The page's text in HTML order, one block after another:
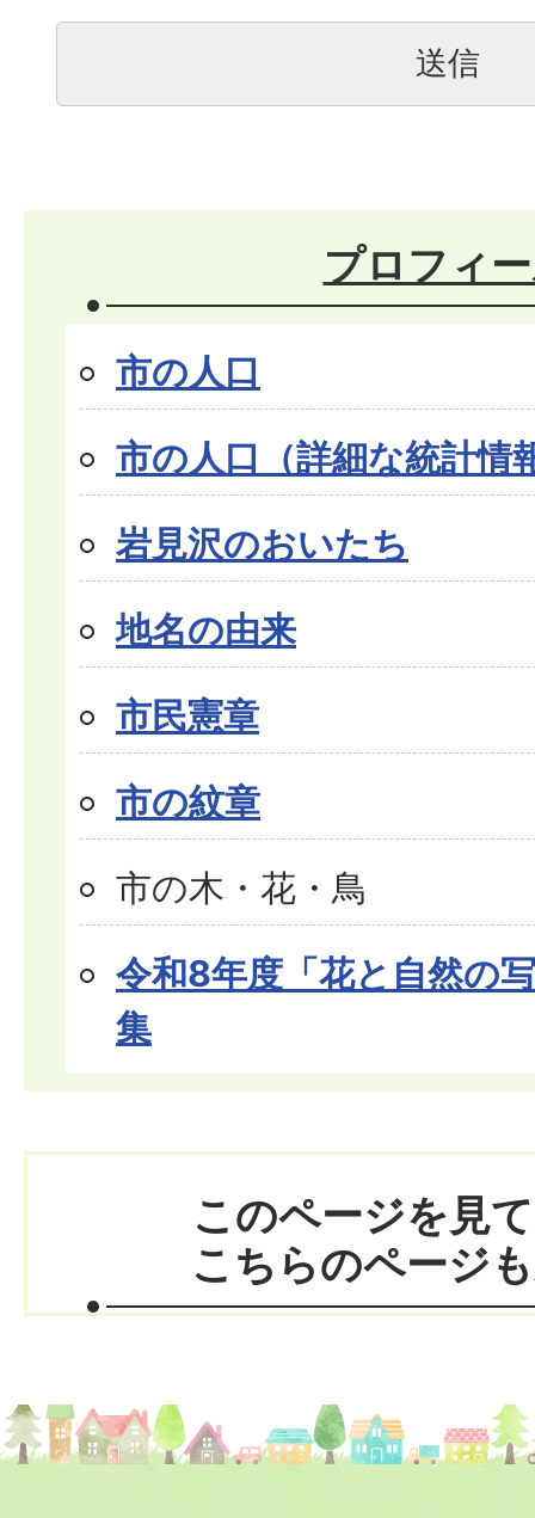
プロフィ
市の人口
市の人口（詳細な統計情
岩見沢のおいたち
地名の由来
市民憲章
市の紋章
市の木・花・鳥
令和8年度「花と自然の
集
このページを見
こちらのページ